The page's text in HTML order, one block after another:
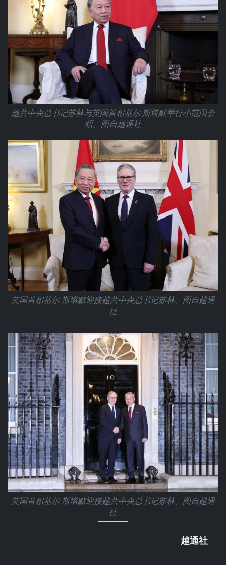
越共中央总书记苏林与英国首相基尔·斯塔默举行小范围会
晤。图自越通社
英国首相基尔·斯塔默迎接越共中央总书记苏林。图自越通
社
英国首相基尔·斯塔默迎接越共中央总书记苏林。图自越通
社
越通社